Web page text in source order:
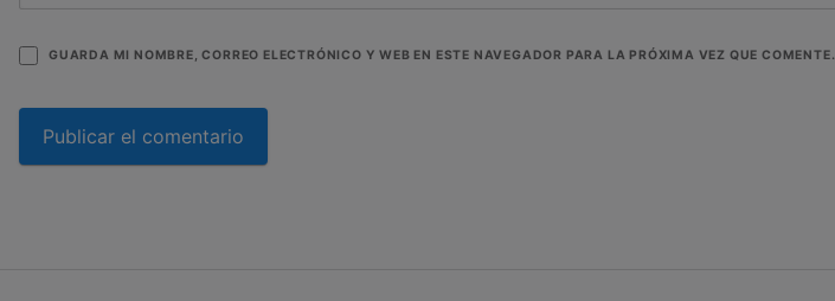
GUARDA MI NOMBRE, CORREO ELECTRÓNICO Y WEB EN ESTE NAVEGADOR PARA LA PRÓXIMA VEZ QUE COMENTE.